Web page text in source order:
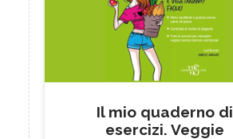
Il mio quaderno di
esercizi. Veggie